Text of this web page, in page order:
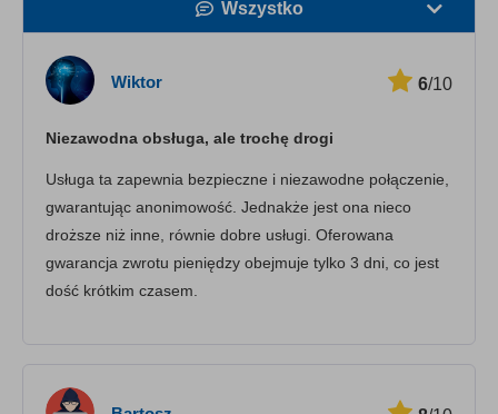
Wszystko
Bezpieczeństwo
Obsługa klienta
Wiktor 6/10
Niezawodna obsługa, ale trochę drogi
Usługa ta zapewnia bezpieczne i niezawodne połączenie,
gwarantując anonimowość. Jednakże jest ona nieco
droższe niż inne, równie dobre usługi. Oferowana
gwarancja zwrotu pieniędzy obejmuje tylko 3 dni, co jest
dość krótkim czasem.